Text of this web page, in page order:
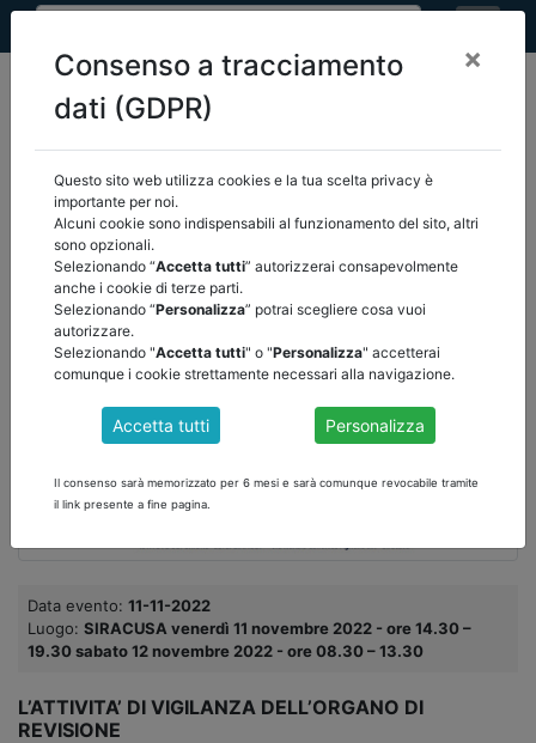
home eventi/torna indietro
EVENTI
Data evento: 11-11-2022
Luogo: SIRACUSA venerdì 11 novembre 2022 - ore 14.30 –
19.30 sabato 12 novembre 2022 - ore 08.30 – 13.30
L’ATTIVITA’ DI VIGILANZA DELL’ORGANO DI
REVISIONE
Consenso a tracciamento
dati (GDPR)
×
Questo sito web utilizza cookies e la tua scelta privacy è
importante per noi.
Alcuni cookie sono indispensabili al funzionamento del sito, altri
sono opzionali.
Selezionando “Accetta tutti” autorizzerai consapevolmente
anche i cookie di terze parti.
Selezionando “Personalizza” potrai scegliere cosa vuoi
autorizzare.
Selezionando "Accetta tutti" o "Personalizza" accetterai
comunque i cookie strettamente necessari alla navigazione.
Accetta tutti Personalizza
Il consenso sarà memorizzato per 6 mesi e sarà comunque revocabile tramite
il link presente a fine pagina.